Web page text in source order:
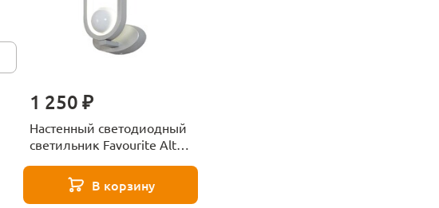
1 250 ₽
Настенный светодиодный
светильник Favourite Altus
В корзину